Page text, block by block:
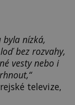
byla nízká,
bez rozvahy,
vesty nebo i
televize,